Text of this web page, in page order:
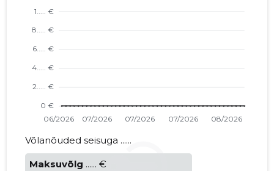
Võlanõuded seisuga ......
Maksuvõlg ...... €